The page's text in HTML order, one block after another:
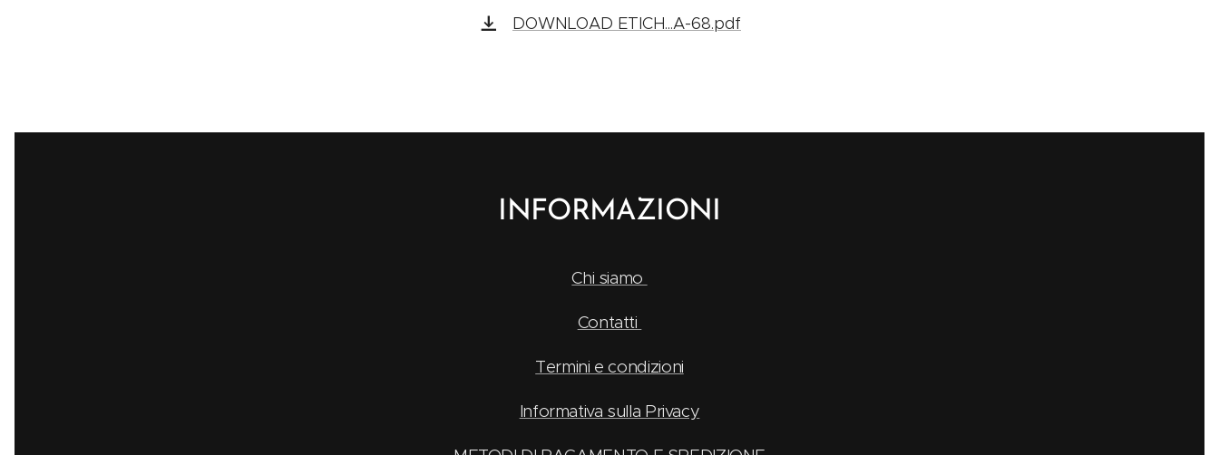
DOWNLOAD ETICH...A-68.pdf
INFORMAZIONI
Chi siamo
Contatti
Termini e condizioni
Informativa sulla Privacy